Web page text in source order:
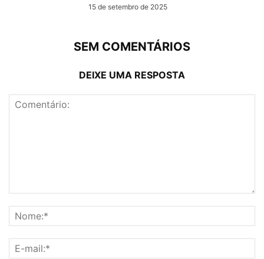
15 de setembro de 2025
SEM COMENTÁRIOS
DEIXE UMA RESPOSTA